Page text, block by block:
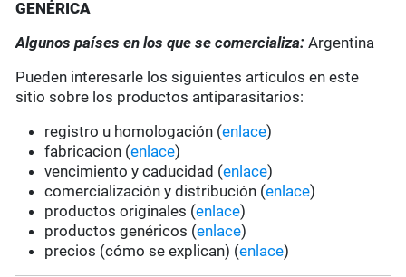
GENÉRICA
Algunos países en los que se comercializa:Argentina
Pueden interesarle los siguientes artículos en este
sitio sobre los productos antiparasitarios:
registro u homologación (enlace)
fabricacion (enlace)
vencimiento y caducidad (enlace)
comercialización y distribución (enlace)
productos originales (enlace)
productos genéricos (enlace)
precios (cómo se explican) (enlace)